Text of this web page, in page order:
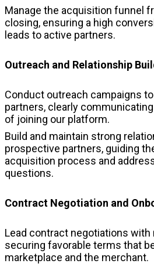
Manage the acquisition funnel
closing, ensuring a high
leads to active partners.
Outreach and Relationship
Conduct outreach campaigns
partners, clearly
of joining our platform.
Build and maintain strong
prospective partners, guiding
acquisition process and
questions.
Contract Negotiation and
Lead contract negotiations with
securing favorable terms that
marketplace and the merchant.